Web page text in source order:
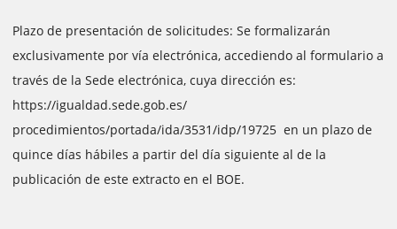
Plazo de presentación de solicitudes: Se formalizarán
exclusivamente por vía electrónica, accediendo al formulario a
través de la Sede electrónica, cuya dirección es:
https://igualdad.sede.gob.es/
procedimientos/portada/ida/3531/idp/19725 en un plazo de
quince días hábiles a partir del día siguiente al de la
publicación de este extracto en el BOE.